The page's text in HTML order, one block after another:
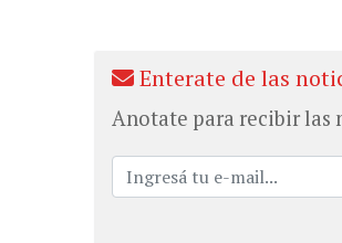
Enterate de las
Anotate para recibir las